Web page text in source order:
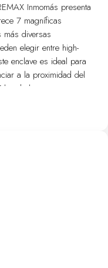
Inmomás presenta
7 magníficas
más diversas
elegir entre high-
enclave es ideal para
a la proximidad del
de la costa
está garantizada con
de Alicante
espacio verde
aseguran
unidades incluso
un refugio